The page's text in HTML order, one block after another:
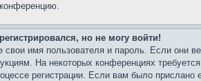
но не могу войти!
свои имя пользователя и пароль. Если они
На некоторых конференциях
регистрации. Если вам было